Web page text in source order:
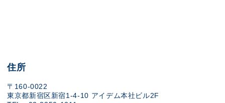
住所
〒160-0022
東京都新宿区新宿1-4-10 アイデム本社ビル2F